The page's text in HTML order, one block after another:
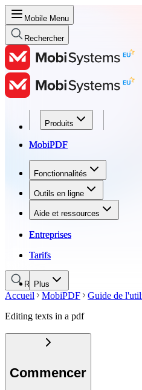
Mobile Menu
Rechercher
Produits
MobiPDF
Fonctionnalités
Outils en ligne
Aide et ressources
Entreprises
Tarifs
Plus
Produits
MobiPDF
Fonctionnalités
Outils en ligne
Aide et ressources
Entreprises
Tarifs
Rechercher
Accueil MobiPDF
Guide de
Editing texts in a pdf
Commencer